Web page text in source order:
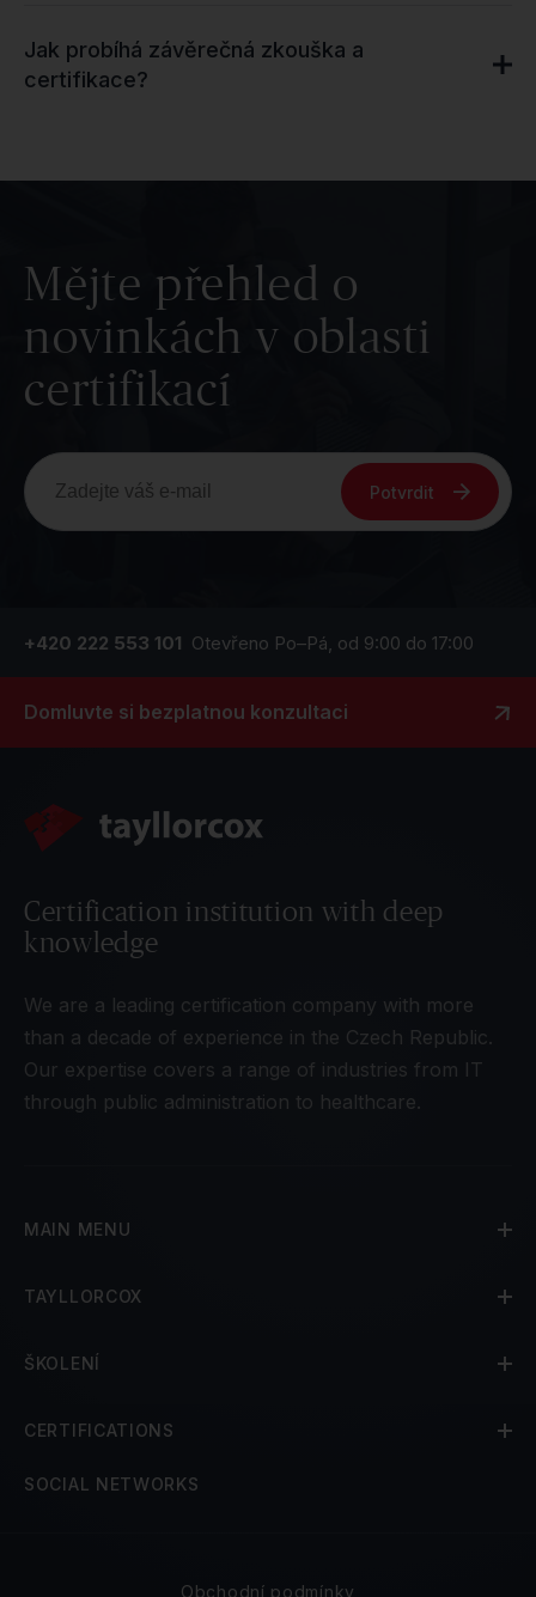
Jak probíhá závěrečná zkouška a
certifikace?
Mějte přehled o
novinkách v oblasti
certifikací
Potvrdit
+420 222 553 101 Otevřeno Po–Pá, od 9:00 do 17:00
Domluvte si bezplatnou konzultaci
Certification institution with deep
knowledge
We are a leading certification company with more
than a decade of experience in the Czech Republic.
Our expertise covers a range of industries from IT
through public administration to healthcare.
MAIN MENU
TAYLLORCOX
ŠKOLENÍ
CERTIFICATIONS
SOCIAL NETWORKS
Obchodní podmínky